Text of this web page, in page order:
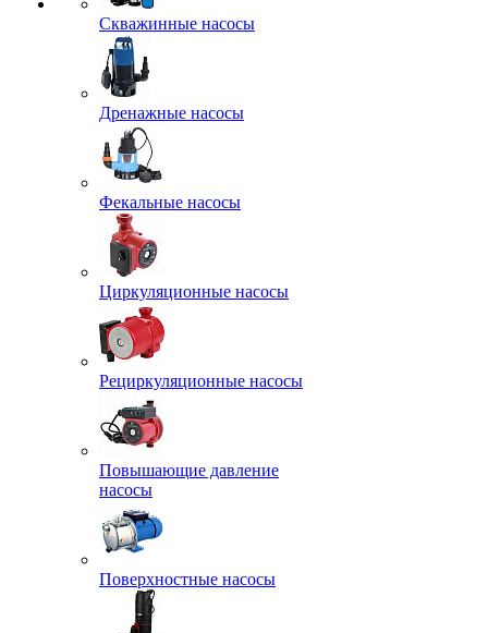
Скважинные насосы
Дренажные насосы
Фекальные насосы
Циркуляционные насосы
Рециркуляционные насосы
Повышающие давление
насосы
Поверхностные насосы